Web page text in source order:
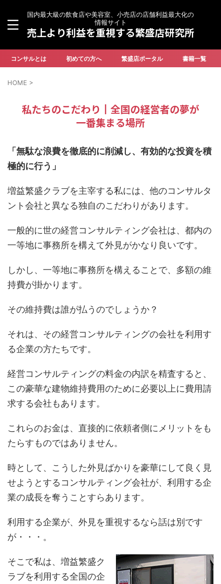
国内最大級の飲食店や美容室、小売店の店舗利益最大化の
情報サイト
売上より利益を重視する繁盛店研究所
コンサルとは 初めての方へ 繁盛店ポータル 書籍一覧
HOME >
私たちのこだわり┃全国の経営者の夢が
一番集まる場所
「無駄な浪費を徹底的に削減し、有効的な投資を積
極的に行う」
増益繁盛クラブを主宰する私には、他のコンサルタ
ント会社と異なる独自のこだわりがあります。
一般的に世の経営コンサルティング会社は、都内の
一等地に事務所を構えて外見がかなり良いです。
しかし、一等地に事務所を構えることで、多額の維
持費が掛かります。
その維持費は誰が払うのでしょうか？
それは、その経営コンサルティングの会社を利用す
る企業の方たちです。
経営コンサルティングの料金の内訳を精査すると、
この豪華な建物維持費用のために必要以上に費用請
求する会社もあります。
これらのお金は、直接的に依頼者側にメリットをも
たらすものではありません。
時として、こうした外見ばかりを豪華にして良く見
せようとするコンサルティング会社が、利用する企
業の成長を奪うことすらあります。
利用する企業が、外見を重視するなら話は別です
が・・・。
そこで私は、増益繁盛ク
ラブを利用する全国の企